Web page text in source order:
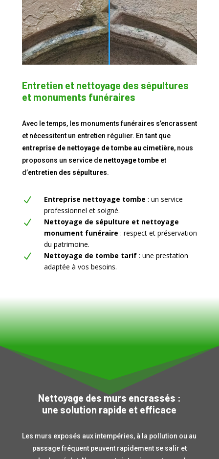
Entretien et nettoyage des sépultures
et monuments funéraires
Avec le temps, les monuments funéraires s’encrassent
et nécessitent un entretien régulier. En tant que
entreprise de nettoyage de tombe au cimetière, nous
proposons un service de nettoyage tombeet
d’entretien des sépultures.
N Entreprise nettoyage tombe : un service
professionnel et soigné.
N
Nettoyage de sépulture et nettoyage
monument funéraire : respect et préservation
du patrimoine.
N Nettoyage de tombe tarif: une prestation
adaptée à vos besoins.
Nettoyage des murs encrassés :
une solution rapide et efficace
Les murs exposés aux intempéries, à la pollution ou au
passage fréquent peuvent rapidement se salir et